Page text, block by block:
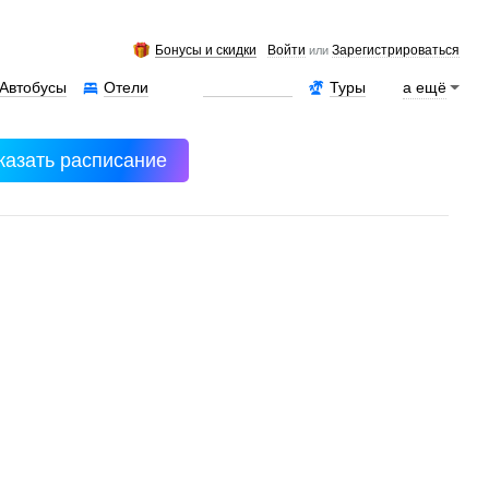
Бонусы и скидки Войти илиЗарегистрироваться
а ещё
Туры
Отели
Автобусы
расписание